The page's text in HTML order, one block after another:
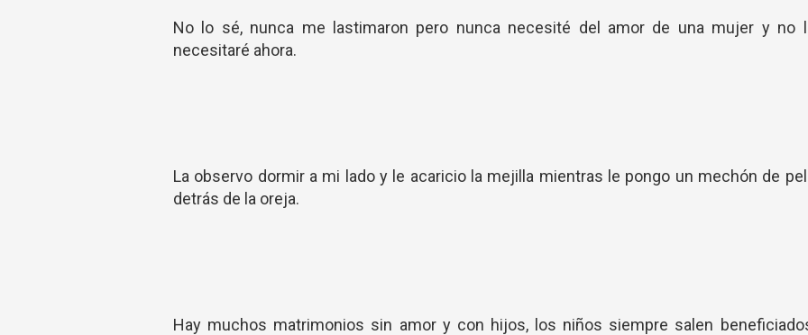
No lo sé, nunca me lastimaron pero nunca necesité del amor de una mujer y no
necesitaré ahora.
La observo dormir a mi lado y le acaricio la mejilla mientras le pongo un mechón de
detrás de la oreja.
Hay muchos matrimonios sin amor y con hijos, los niños siempre salen